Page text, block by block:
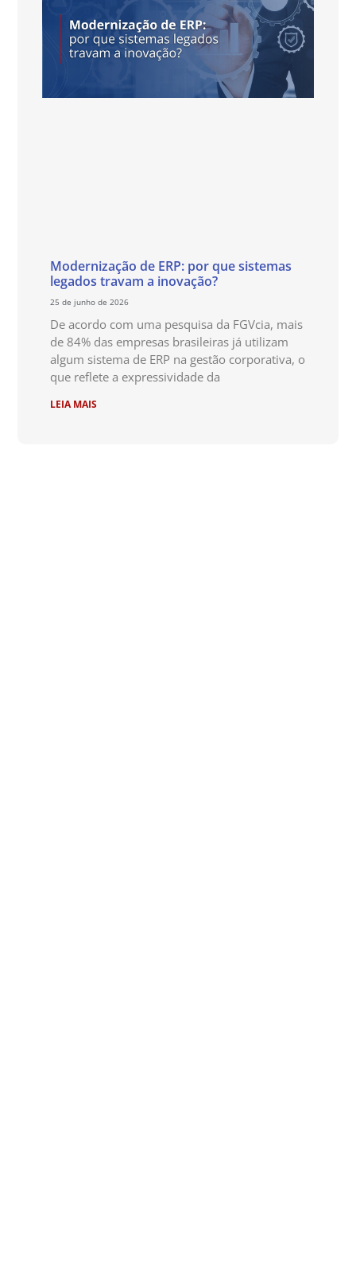
Modernização de ERP: por que sistemas
legados travam a inovação?
25 de junho de 2026
De acordo com uma pesquisa da FGVcia, mais
de 84% das empresas brasileiras já utilizam
algum sistema de ERP na gestão corporativa, o
que reflete a expressividade da
LEIA MAIS